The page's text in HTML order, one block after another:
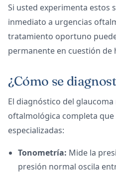
Si usted experimenta estos
inmediato a urgencias
tratamiento oportuno
permanente en cuestión de
¿Cómo se
El diagnóstico del
oftalmológica completa
especializadas:
Tonometría: Mide la
presión normal oscila